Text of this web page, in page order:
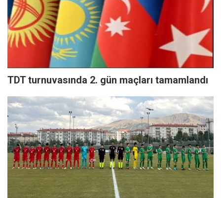
TDT turnuvasında 2. gün maçları tamamlandı